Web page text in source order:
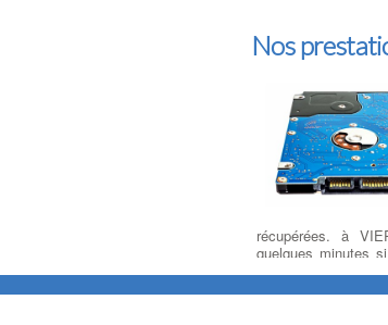
Nos
récupérées. à
quelques minutes
s'il est